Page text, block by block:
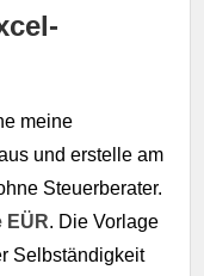
meine
und erstelle am
Steuerberater.
EÜR. Die Vorlage
Selbständigkeit